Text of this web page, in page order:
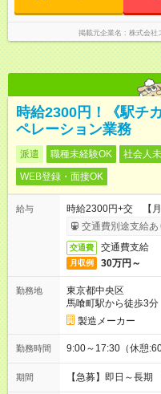
掲載元企業名 株式会社
時給2300円！《駅チ
ペレーション業務
派遣 職種未経験OK 社会人
WEB登録・面接OK
給与
時給2300円+交 【
交通費別途支給あ
交通費 交通費支給
月収例 30万円～
勤務地
東京都中央区
馬喰町駅から徒歩3分
製造メーカー
勤務時間 9:00～17:30（休憩
期間 【急募】即日～長